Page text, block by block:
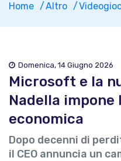
Home
Altro
Domenica, 14 Giugno 2026
Microsoft e la
Nadella impone
economica
Dopo decenni di
il CEO annuncia un